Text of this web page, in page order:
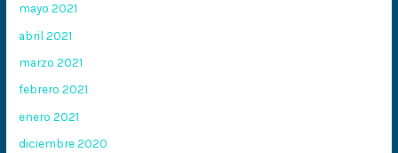
mayo 2021
abril 2021
marzo 2021
febrero 2021
enero 2021
diciembre 2020